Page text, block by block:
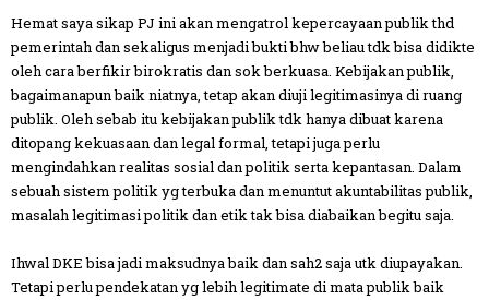
Hemat saya sikap PJ ini akan mengatrol kepercayaan publik thd
pemerintah dan sekaligus menjadi bukti bhw beliau tdk bisa didikte
oleh cara berfikir birokratis dan sok berkuasa. Kebijakan publik,
bagaimanapun baik niatnya, tetap akan diuji legitimasinya di ruang
publik. Oleh sebab itu kebijakan publik tdk hanya dibuat karena
ditopang kekuasaan dan legal formal, tetapi juga perlu
mengindahkan realitas sosial dan politik serta kepantasan. Dalam
sebuah sistem politik yg terbuka dan menuntut akuntabilitas publik,
masalah legitimasi politik dan etik tak bisa diabaikan begitu saja.
Ihwal DKE bisa jadi maksudnya baik dan sah2 saja utk diupayakan.
Tetapi perlu pendekatan yg lebih legitimate di mata publik baik